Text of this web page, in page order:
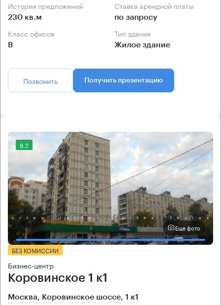
История предложений
230 кв.м
Ставка арендной платы
по запросу
Класс офисов
B
Тип здания
Жилое здание
Позвонить Получить презентацию
8.2
Еще фото
БЕЗ КОМИССИИ
Бизнес-центр
Коровинское 1 к1
Москва, Коровинское шоссе, 1 к1